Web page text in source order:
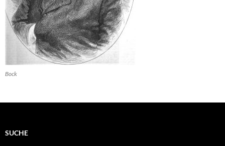
Bock
SUCHE